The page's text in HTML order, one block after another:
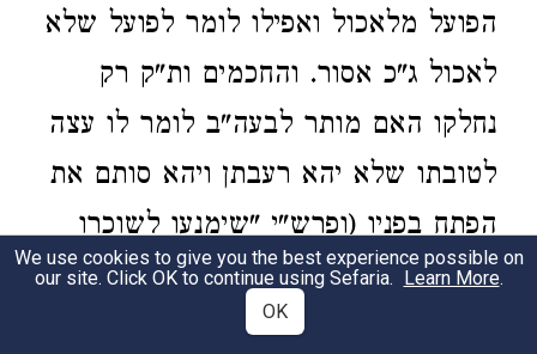
הפועל מלאכול ואפילו לומר לפועל שלא
לאכול ג"כ אסור. והחכמים ות"ק רק
נחלקו האם מותר לבעה"ב לומר לו עצה
לטובתו שלא יהא רעבתן ויהא סותם את
הפתח בפניו (ופרש"י "שימנעו לשוכרו
למלאכתו"), דת"ק ס"ל אין מלמדין דס"ל
שאסור לבעה"ב לומר לפועל שלא
We use cookies to give you the best experience possible on
our site. Click OK to continue using Sefaria. Learn More.
OK